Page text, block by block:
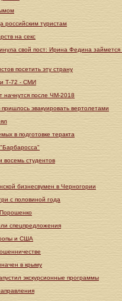
российским туристам
на секс
свой пост: Ирина Федина
посетить эту страну
Т-72 - СМИ
начнутся после ЧМ-2018
эвакуировать вертолетами
в подготовке теракта
восемь студентов
бизнесвумен в Черногории
с половиной года
спецпредложения
и США
в крыму
экскурсионные программы